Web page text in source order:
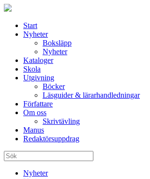
Start
Nyheter
Boksläpp
Nyheter
Kataloger
Skola
Utgivning
Böcker
Läsguider & lärarhandledningar
Författare
Om oss
Skrivtävling
Manus
Redaktörsuppdrag
Nyheter